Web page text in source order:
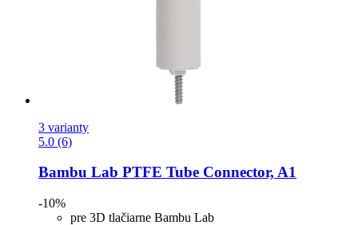
3 varianty
5.0 (6)
Bambu Lab PTFE Tube Connector, A1
-10%
pre 3D tlačiarne Bambu Lab